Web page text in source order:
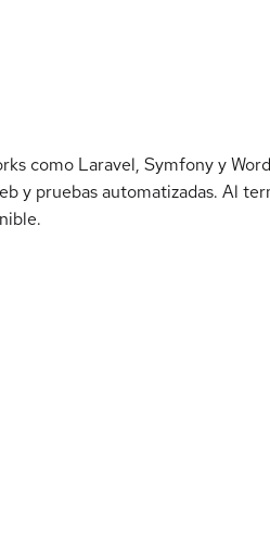
como Laravel, Symfony y
y pruebas automatizadas. Al